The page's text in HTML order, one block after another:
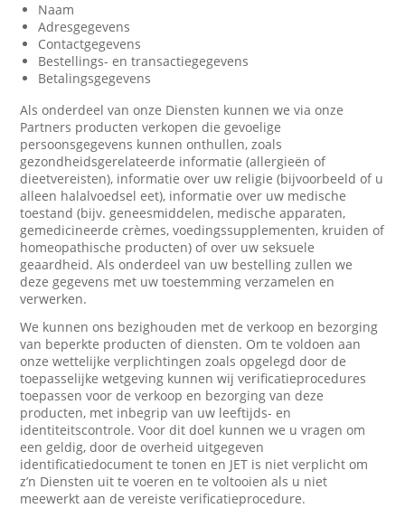
Naam
Adresgegevens
Contactgegevens
Bestellings- en transactiegegevens
Betalingsgegevens
Als onderdeel van onze Diensten kunnen we via onze
Partners producten verkopen die gevoelige
persoonsgegevens kunnen onthullen, zoals
gezondheidsgerelateerde informatie (allergieën of
dieetvereisten), informatie over uw religie (bijvoorbeeld of u
alleen halalvoedsel eet), informatie over uw medische
toestand (bijv. geneesmiddelen, medische apparaten,
gemedicineerde crèmes, voedingssupplementen, kruiden of
homeopathische producten) of over uw seksuele
geaardheid. Als onderdeel van uw bestelling zullen we
deze gegevens met uw toestemming verzamelen en
verwerken.
We kunnen ons bezighouden met de verkoop en bezorging
van beperkte producten of diensten. Om te voldoen aan
onze wettelijke verplichtingen zoals opgelegd door de
toepasselijke wetgeving kunnen wij verificatieprocedures
toepassen voor de verkoop en bezorging van deze
producten, met inbegrip van uw leeftijds- en
identiteitscontrole. Voor dit doel kunnen we u vragen om
een geldig, door de overheid uitgegeven
identificatiedocument te tonen en JET is niet verplicht om
z’n Diensten uit te voeren en te voltooien als u niet
meewerkt aan de vereiste verificatieprocedure.